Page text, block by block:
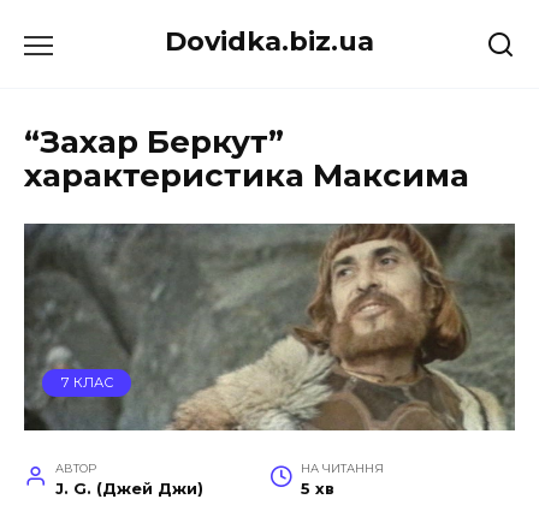
до
Dovidka.biz.ua
“Захар Беркут”
характеристика Максима
7 КЛАС
АВТОР
J. G. (Джей Джи)
НА ЧИТАННЯ
5 хв